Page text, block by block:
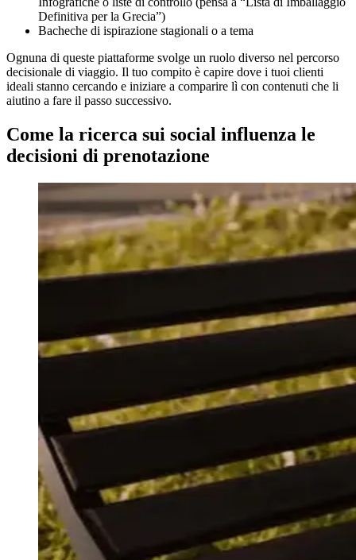
Definitiva per la Grecia”)
Bacheche di ispirazione stagionali o a tema
Ognuna di queste piattaforme svolge un ruolo diverso nel percorso
decisionale di viaggio. Il tuo compito è capire dove i tuoi clienti
ideali stanno cercando e iniziare a comparire lì con contenuti che li
aiutino a fare il passo successivo.
Come la ricerca sui social influenza le
decisioni di prenotazione